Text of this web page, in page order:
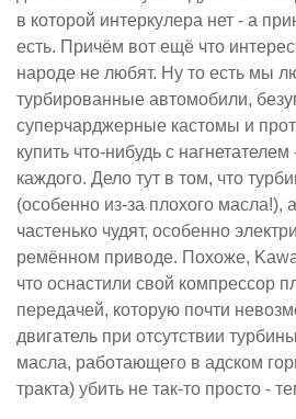
в которой интеркулера нет - а
есть. Причём вот ещё что
народе не любят. Ну то есть мы
турбированные автомобили,
суперчарджерные кастомы и
купить что-нибудь с
каждого. Дело тут в том, что
(особенно из-за плохого масла!),
частенько чудят, особенно
ремённом приводе. Похоже,
что оснастили свой компрессор
передачей, которую почти
двигатель при отсутствии
масла, работающего в адском
тракта) убить не так-то просто -